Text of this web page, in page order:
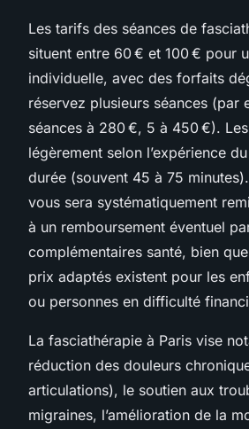
Les tarifs des séances de
situent entre 60 € et 100 € pour
individuelle, avec des forfaits
réservez plusieurs séances (par
séances à 280 €, 5 à 450 €).
légèrement selon l’expérience
durée (souvent 45 à 75
vous sera systématiquement
à un remboursement éventuel
complémentaires santé, bien
prix adaptés existent pour les
ou personnes en difficulté
La fasciathérapie à Paris vise
réduction des douleurs
articulations), le soutien aux
migraines, l’amélioration de la